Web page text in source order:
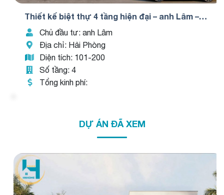
Thiết kế biệt thự 4 tầng hiện đại – anh Lâm –
TKBT0005
Chủ đầu tư: anh Lâm
Địa chỉ: Hải Phòng
Diện tích: 101-200
Số tầng: 4
Tổng kinh phí:
DỰ ÁN ĐÃ XEM